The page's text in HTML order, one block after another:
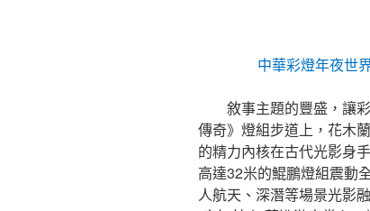
中華彩燈年夜世
敘事主題的豐盛，讓
傳奇》燈組步道上，花木
的精力內核在古代光影身
高達32米的鯤鵬燈組震動
人航天、深潛等場景光影